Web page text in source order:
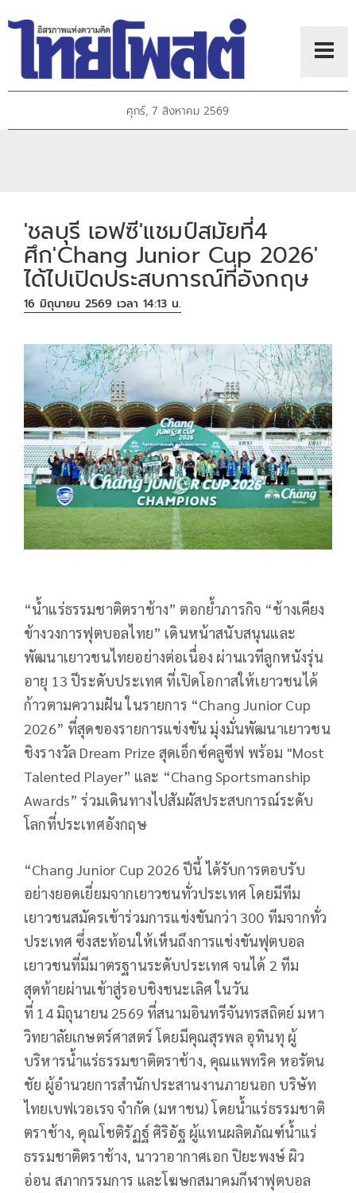
ศุกร์, 7 สิงหาคม 2569
'ชลบุรี เอฟซี'แชมป์สมัยที่4
ศึก'Chang Junior Cup 2026'
ได้ไปเปิดประสบการณ์ที่อังกฤษ
16 มิถุนายน 2569 เวลา 14:13 น.
“น้ำแร่ธรรมชาติตราช้าง” ตอกย้ำภารกิจ “ช้างเคียง
ข้างวงการฟุตบอลไทย” เดินหน้าสนับสนุนและ
พัฒนาเยาวชนไทยอย่างต่อเนื่อง ผ่านเวทีลูกหนังรุ่น
อายุ 13ปีระดับประเทศ ที่เปิดโอกาสให้เยาวชนได้
ก้าวตามความฝัน ในรายการ “Chang Junior Cup
2026” ที่สุดของรายการแข่งขัน มุ่งมั่นพัฒนาเยาวชน
ชิงรางวัล Dream Prize สุดเอ็กซ์คลูซีฟ พร้อม "Most
Talented Player” และ “Chang Sportsmanship
Awards”ร่วมเดินทางไปสัมผัสประสบการณ์ระดับ
โลกที่ประเทศอังกฤษ
“Chang Junior Cup 2026ปีนี้ ได้รับการตอบรับ
อย่างยอดเยี่ยมจากเยาวชนทั่วประเทศ โดยมีทีม
เยาวชนสมัครเข้าร่วมการแข่งขันกว่า 300 ทีมจากทั่ว
ประเทศ ซึ่งสะท้อนให้เห็นถึงการแข่งขันฟุตบอล
เยาวชนที่มีมาตรฐานระดับประเทศ จนได้ 2 ทีม
สุดท้ายผ่านเข้าสู่รอบชิงชนะเลิศ ในวัน
ที่ 14 มิถุนายน 2569 ที่สนามอินทรีจันทรสถิตย์ มหา
วิทยาลัยเกษตร์ศาสตร์ โดยมีคุณสุรพล อุทินทุ ผู้
บริหารน้ำแร่ธรรมชาติตราช้าง, คุณแพทริค หอรัตน
ชัย ผู้อำนวยการสำนักประสานงานภายนอก บริษัท
ไทยเบฟเวอเรจ จำกัด (มหาชน) โดยน้ำแร่ธรรมชาติ
ตราช้าง, คุณโชติรัฏฐ์ ศิริอัฐ ผู้แทนผลิตภัณฑ์น้ำแร่
ธรรมชาติตราช้าง, นาวาอากาศเอก ปิยะพงษ์ ผิว
อ่อน สภากรรมการ และโฆษกสมาคมกีฬาฟุตบอล